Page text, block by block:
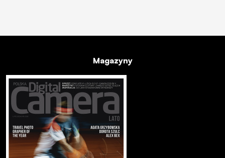
Magazyny